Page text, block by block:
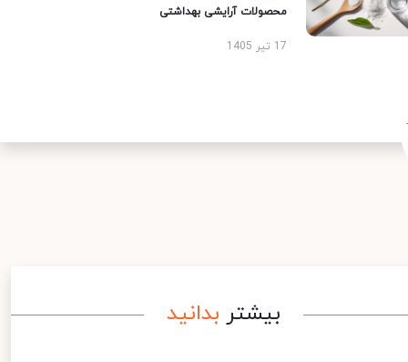
محصولات آرایشی بهداشتی
17 تیر 1405
بیشتر بدانید